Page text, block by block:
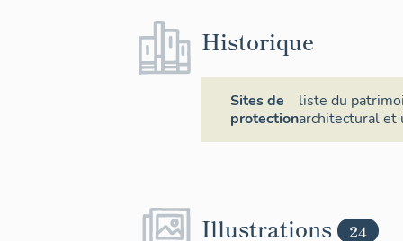
Historique
Sites de
protection
liste du
architectural et
Illustrations 24